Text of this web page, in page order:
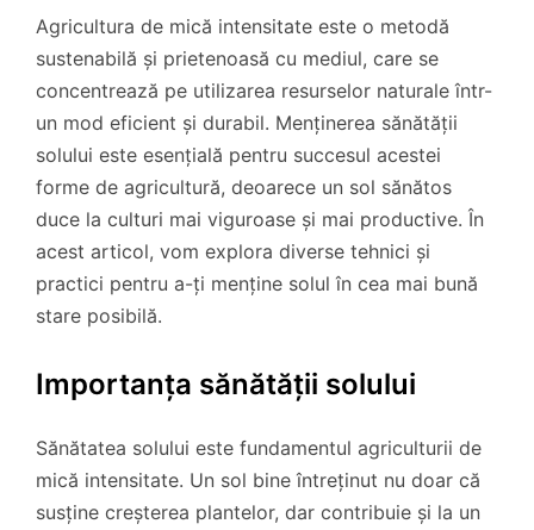
Agricultura de mică intensitate este o metodă
sustenabilă și prietenoasă cu mediul, care se
concentrează pe utilizarea resurselor naturale într-
un mod eficient și durabil. Menținerea sănătății
solului este esențială pentru succesul acestei
forme de agricultură, deoarece un sol sănătos
duce la culturi mai viguroase și mai productive. În
acest articol, vom explora diverse tehnici și
practici pentru a-ți menține solul în cea mai bună
stare posibilă.
Importanța sănătății solului
Sănătatea solului este fundamentul agriculturii de
mică intensitate. Un sol bine întreținut nu doar că
susține creșterea plantelor, dar contribuie și la un